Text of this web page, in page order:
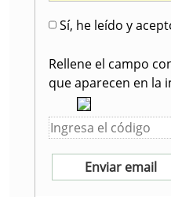
Sí, he leído y
Rellene el campo
que aparecen en la